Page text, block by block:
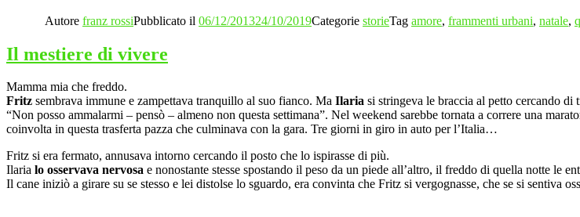
Autore franz rossiPubblicato il 06/12/201324/10/2019Categorie storieTag amore, frammenti urbani, natale,
Il mestiere di vivere
Mamma mia che freddo.
Fritz sembrava immune e zampettava tranquillo al suo fianco. Ma Ilaria si stringeva le braccia al petto cercando di
“Non posso ammalarmi – pensò – almeno non questa settimana”. Nel weekend sarebbe tornata a correre una
coinvolta in questa trasferta pazza che culminava con la gara. Tre giorni in giro in auto per l’Italia…
Fritz si era fermato, annusava intorno cercando il posto che lo ispirasse di più.
Ilaria lo osservava nervosa e nonostante stesse spostando il peso da un piede all’altro, il freddo di quella notte le
Il cane iniziò a girare su se stesso e lei distolse lo sguardo, era convinta che Fritz si vergognasse, che se si sentiva